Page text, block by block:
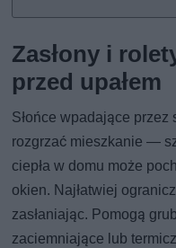
Zasłony i
przed upałem
Słońce wpadające
rozgrzać mieszkanie —
ciepła w domu może
okien. Najłatwiej
zasłaniając. Pomogą
zaciemniające lub